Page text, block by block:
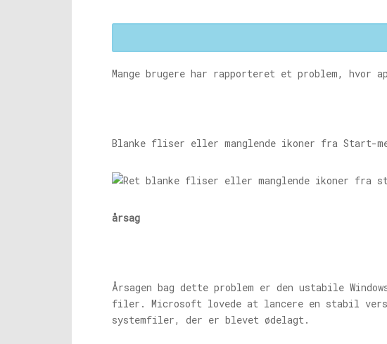
Mange brugere har rapporteret et problem, hvor
Blanke fliser eller manglende ikoner fra Start-
årsag
Årsagen bag dette problem er den ustabile
filer. Microsoft lovede at lancere en stabil
systemfiler, der er blevet ødelagt.